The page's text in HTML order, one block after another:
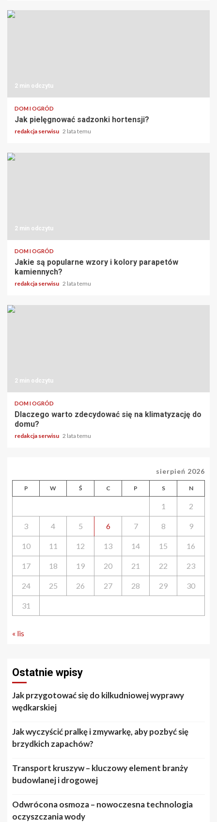
2 min odczytu
DOM I OGRÓD
Jak pielęgnować sadzonki hortensji?
redakcja serwisu 2 lata temu
2 min odczytu
DOM I OGRÓD
Jakie są popularne wzory i kolory parapetów
kamiennych?
redakcja serwisu 2 lata temu
2 min odczytu
DOM I OGRÓD
Dlaczego warto zdecydować się na klimatyzację do
domu?
redakcja serwisu 2 lata temu
sierpień 2026
P W Ś C P S N
1 2
3 4 5 6 7 8 9
10 11 12 13 14 15 16
17 18 19 20 21 22 23
24 25 26 27 28 29 30
31
« lis
Ostatnie wpisy
Jak przygotować się do kilkudniowej wyprawy
wędkarskiej
Jak wyczyścić pralkę i zmywarkę, aby pozbyć się
brzydkich zapachów?
Transport kruszyw – kluczowy element branży
budowlanej i drogowej
Odwrócona osmoza – nowoczesna technologia
oczyszczania wody